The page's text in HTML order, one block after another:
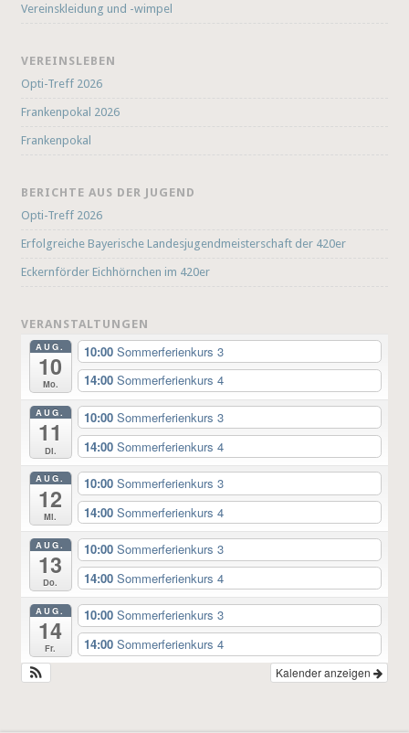
Vereinskleidung und -wimpel
VEREINSLEBEN
Opti-Treff 2026
Frankenpokal 2026
Frankenpokal
BERICHTE AUS DER JUGEND
Opti-Treff 2026
Erfolgreiche Bayerische Landesjugendmeisterschaft der 420er
Eckernförder Eichhörnchen im 420er
VERANSTALTUNGEN
AUG.
10
Mo.
10:00 Sommerferienkurs 3
14:00 Sommerferienkurs 4
AUG.
11
Di.
10:00 Sommerferienkurs 3
14:00 Sommerferienkurs 4
AUG.
12
Mi.
10:00 Sommerferienkurs 3
14:00 Sommerferienkurs 4
AUG.
13
Do.
10:00 Sommerferienkurs 3
14:00 Sommerferienkurs 4
AUG.
14
Fr.
10:00 Sommerferienkurs 3
14:00 Sommerferienkurs 4
Kalender anzeigen